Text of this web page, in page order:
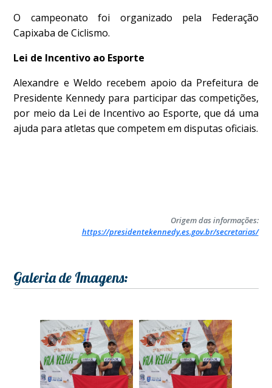
O campeonato foi organizado pela Federação
Capixaba de Ciclismo.
Lei de Incentivo ao Esporte
Alexandre e Weldo recebem apoio da Prefeitura de
Presidente Kennedy para participar das competições,
por meio da Lei de Incentivo ao Esporte, que dá uma
ajuda para atletas que competem em disputas oficiais.
Origem das informações:
https://presidentekennedy.es.gov.br/secretarias/
Galeria de Imagens: